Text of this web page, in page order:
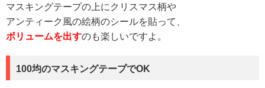
マスキングテープの上にクリスマス柄や
アンティーク風の絵柄のシールを貼って、
ボリュームを出すのも楽しいですよ。
100均のマスキングテープでOK